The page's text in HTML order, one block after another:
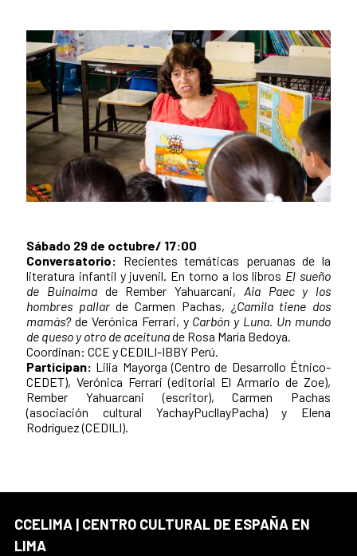
Sábado 29 de octubre/ 17:00
Conversatorio: Recientes temáticas peruanas de la
literatura infantil y juvenil. En torno a los libros El sueño
de Buinaimade Rember Yahuarcani, Aia Paec y los
hombres pallarde Carmen Pachas, ¿Camila tiene dos
mamás?de Verónica Ferrari, y Carbón y Luna. Un mundo
de queso y otro de aceitunade Rosa María Bedoya.
Coordinan: CCE y CEDILI-IBBY Perú.
Participan: Lilia Mayorga (Centro de Desarrollo Étnico-
CEDET), Verónica Ferrari (editorial El Armario de Zoe),
Rember Yahuarcani (escritor), Carmen Pachas
(asociación cultural YachayPucllayPacha) y Elena
Rodríguez (CEDILI).
CCELIMA | CENTRO CULTURAL DE ESPAÑA EN
LIMA